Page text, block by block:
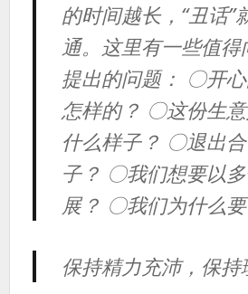
的时间越长，“丑话”
通。这里有一些值得
提出的问题： 〇开
怎样的？ 〇这份生
什么样子？ 〇退出
子？ 〇我们想要以
展？ 〇我们为什么
保持精力充沛，保持